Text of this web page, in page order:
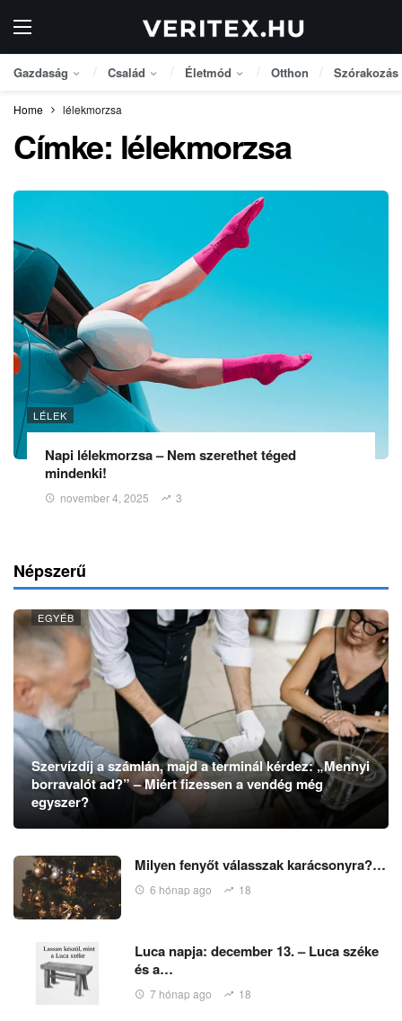
Gazdaság Család Életmód Otthon Szórakozás
Home lélekmorzsa
Címke: lélekmorzsa
LÉLEK
Napi lélekmorzsa – Nem szerethet téged
mindenki!
november 4, 2025 3
Népszerű
EGYÉB
Szervízdíj a számlán, majd a terminál kérdez: „Mennyi
borravalót ad?” – Miért fizessen a vendég még
egyszer?
Milyen fenyőt válasszak karácsonyra?…
6 hónap ago 18
Luca napja: december 13. – Luca széke
és a…
7 hónap ago 18